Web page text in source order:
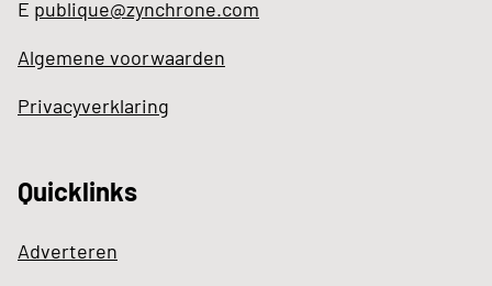
E publique@zynchrone.com
Algemene voorwaarden
Privacyverklaring
Quicklinks
Adverteren